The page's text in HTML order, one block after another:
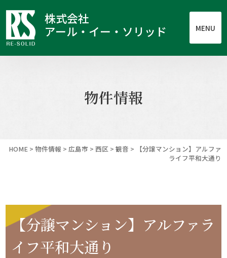
株式会社
アール・イー・ソリッド
MENU
物件情報
HOME> 物件情報 > 広島市 > 西区> 観音 >
【分譲マンション】アルファ
ライフ平和大通り
【分譲マンション】アルファラ
イフ平和大通り